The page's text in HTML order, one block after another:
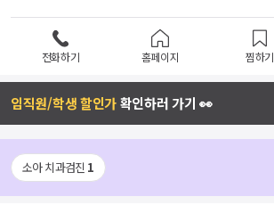
전화하기 홈페이지 찜하기
임직원/학생 할인가확인하러 가기 👀
소아 치과검진 1